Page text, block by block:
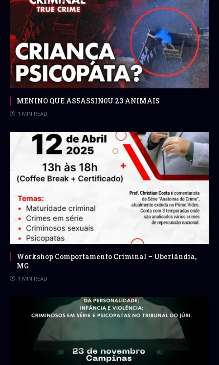
MENINO QUE AS5ASSIN0U 23 ANIMAIS
1 MIN READ
Workshop Comportamento Criminal – Uberlândia,
MG
1 MIN READ